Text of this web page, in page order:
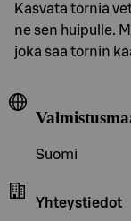
Kasvata tornia
ne sen huipulle.
joka saa tornin
Suomi
Yhteystiedot